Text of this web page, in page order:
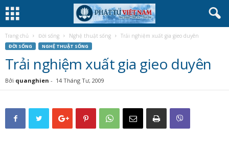
Trang chủ Đời sống Nghệ thuật sống Trải nghiệm xuất gia gieo duyên
ĐỜI SỐNG NGHỆ THUẬT SỐNG
Trải nghiệm xuất gia gieo duyên
Bởi quanghien - 14 Tháng Tư, 2009